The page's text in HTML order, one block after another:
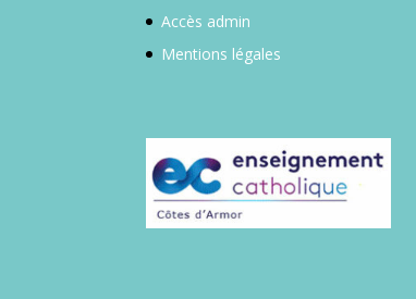
Accès admin
Mentions légales